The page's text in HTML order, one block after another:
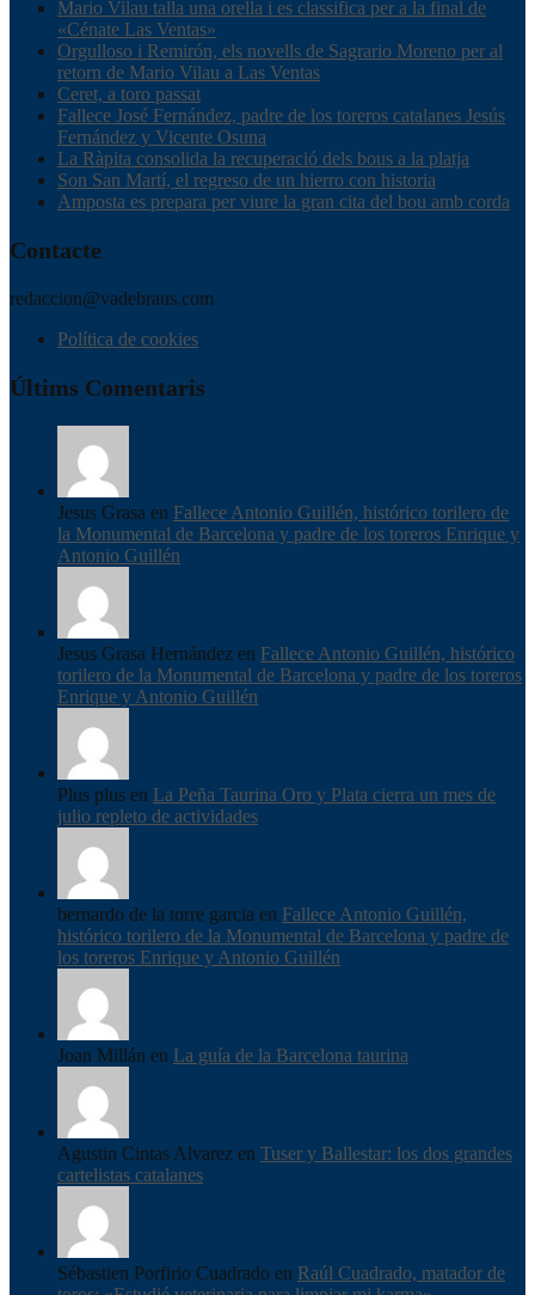
Mario Vilau talla una orella i es classifica per a la final de
«Cénate Las Ventas»
Orgulloso i Remirón, els novells de Sagrario Moreno per al
retorn de Mario Vilau a Las Ventas
Ceret, a toro passat
Fallece José Fernández, padre de los toreros catalanes Jesús
Fernández y Vicente Osuna
La Ràpita consolida la recuperació dels bous a la platja
Son San Martí, el regreso de un hierro con historia
Amposta es prepara per viure la gran cita del bou amb corda
Contacte
redaccion@vadebraus.com
Política de cookies
Últims Comentaris
Jesus Grasa en Fallece Antonio Guillén, histórico torilero de
la Monumental de Barcelona y padre de los toreros Enrique y
Antonio Guillén
Jesus Grasa Hernández en Fallece Antonio Guillén, histórico
torilero de la Monumental de Barcelona y padre de los toreros
Enrique y Antonio Guillén
Plus plus en La Peña Taurina Oro y Plata cierra un mes de
julio repleto de actividades
bernardo de la torre garcia en Fallece Antonio Guillén,
histórico torilero de la Monumental de Barcelona y padre de
los toreros Enrique y Antonio Guillén
Joan Millán en La guía de la Barcelona taurina
Agustin Cintas Alvarez en Tuser y Ballestar: los dos grandes
cartelistas catalanes
Sébastien Porfirio Cuadrado en Raúl Cuadrado, matador de